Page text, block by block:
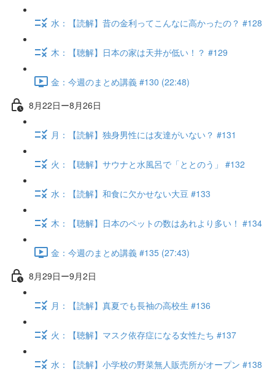
水：【読解】昔の金利ってこんなに高かったの？ #128
木：【聴解】日本の家は天井が低い！？ #129
金：今週のまとめ講義 #130 (22:48)
8月22日ー8月26日
月：【読解】独身男性には友達がいない？ #131
火：【聴解】サウナと水風呂で「ととのう」 #132
水：【読解】和食に欠かせない大豆 #133
木：【聴解】日本のペットの数はあれより多い！ #134
金：今週のまとめ講義 #135 (27:43)
8月29日ー9月2日
月：【読解】真夏でも長袖の高校生 #136
火：【聴解】マスク依存症になる女性たち #137
水：【読解】小学校の野菜無人販売所がオープン #138